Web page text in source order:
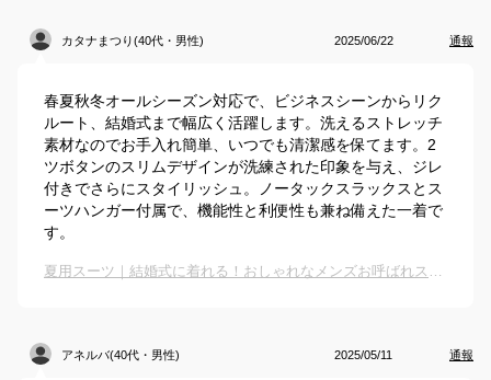
カタナまつり(40代・男性) 2025/06/22 通報
春夏秋冬オールシーズン対応で、ビジネスシーンからリク
ルート、結婚式まで幅広く活躍します。洗えるストレッチ
素材なのでお手入れ簡単、いつでも清潔感を保てます。2
ツボタンのスリムデザインが洗練された印象を与え、ジレ
付きでさらにスタイリッシュ。ノータックスラックスとス
ーツハンガー付属で、機能性と利便性も兼ね備えた一着で
す。
夏用スーツ｜結婚式に着れる！おしゃれなメンズお呼ばれスーツのおすすめは？
アネルバ(40代・男性) 2025/05/11 通報